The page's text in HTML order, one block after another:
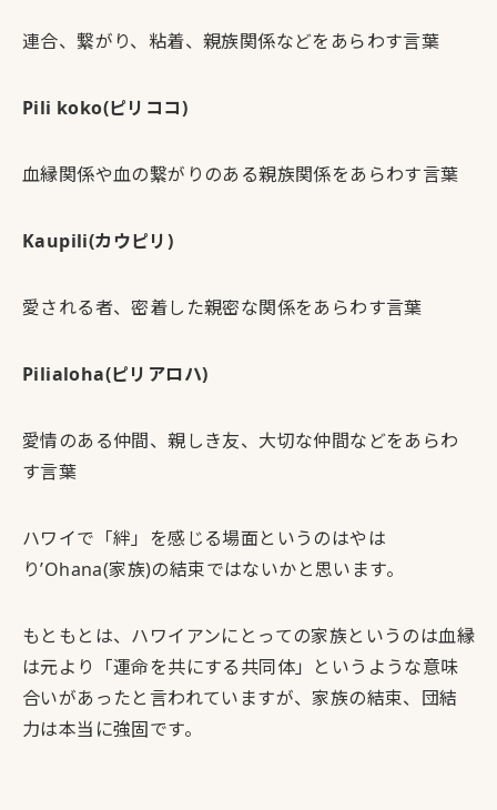
連合、繋がり、粘着、親族関係などをあらわす言葉
Pili koko(ピリココ)
血縁関係や血の繋がりのある親族関係をあらわす言葉
Kaupili(カウピリ)
愛される者、密着した親密な関係をあらわす言葉
Pilialoha(ピリアロハ)
愛情のある仲間、親しき友、大切な仲間などをあらわ
す言葉
ハワイで「絆」を感じる場面というのはやは
り’Ohana(家族)の結束ではないかと思います。
もともとは、ハワイアンにとっての家族というのは血縁
は元より「運命を共にする共同体」というような意味
合いがあったと言われていますが、家族の結束、団結
力は本当に強固です。